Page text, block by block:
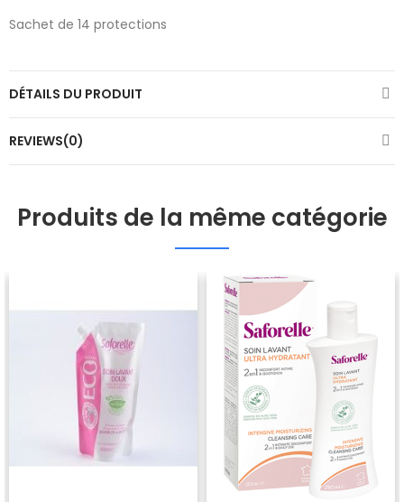
Sachet de 14 protections
DÉTAILS DU PRODUIT
REVIEWS(0)
Produits de la même catégorie